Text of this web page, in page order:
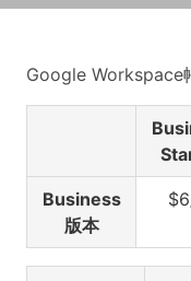
Google Workspace
Business
版本